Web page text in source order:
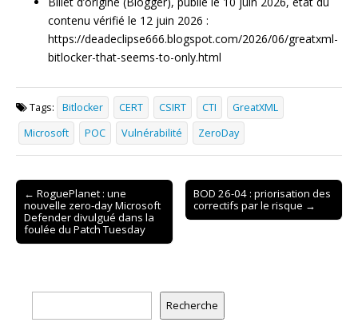
contenu vérifié le 12 juin 2026 :
https://deadeclipse666.blogspot.com/2026/06/greatxml-
bitlocker-that-seems-to-only.html
Tags: Bitlocker CERT CSIRT CTI
GreatXML
Microsoft
POC Vulnérabilité ZeroDay
Post
navigation
← RoguePlanet : une
nouvelle zero-day Microsoft
Defender divulgué dans la
foulée du Patch Tuesday
BOD 26-04 : priorisation des
correctifs par le risque →
Recherche